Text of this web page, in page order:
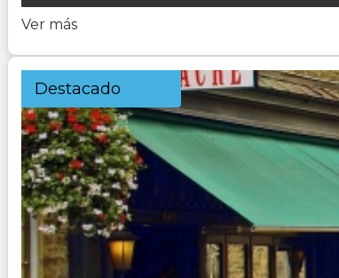
Ver más
Destacado